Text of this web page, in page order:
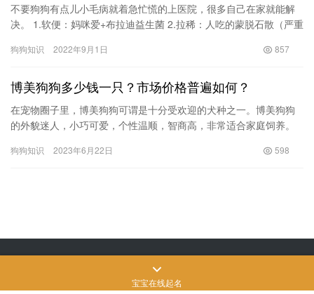
不要狗狗有点儿小毛病就着急忙慌的上医院，很多自己在家就能解
决。 1.软便：妈咪爱+布拉迪益生菌 2.拉稀：人吃的蒙脱石散（严重
狗狗知识 2022年9月1日 857
博美狗狗多少钱一只？市场价格普遍如何？
在宠物圈子里，博美狗狗可谓是十分受欢迎的犬种之一。博美狗狗
的外貌迷人，小巧可爱，个性温顺，智商高，非常适合家庭饲养。
是，…
狗狗知识 2023年6月22日 598
Copyright © 飒飒宠物生活 版权所有SiteMap网站地图苏ICP备2022024906
号-3
宝宝在线起名